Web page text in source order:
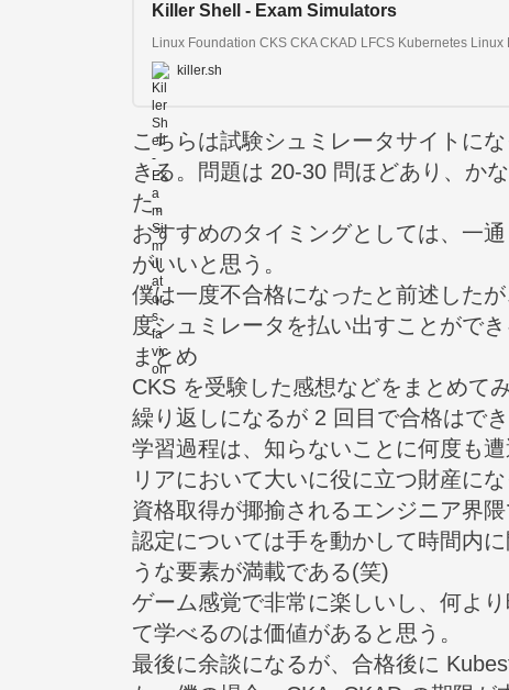
Killer Shell - Exam Simulators
killer.sh
こちらは試験シュミレータサイトに
きる。問題は 20-30 問ほどあり、か
た。
おすすめのタイミングとしては、一
がいいと思う。
僕は一度不合格になったと前述した
度シュミレータを払い出すことがで
まとめ
CKS を受験した感想などをまとめてみ
繰り返しになるが 2 回目で合格はで
学習過程は、知らないことに何度も
リアにおいて大いに役に立つ財産に
資格取得が揶揄されるエンジニア界
認定については手を動かして時間内
うな要素が満載である(笑)
ゲーム感覚で非常に楽しいし、何よ
て学べるのは価値があると思う。
最後に余談になるが、合格後に